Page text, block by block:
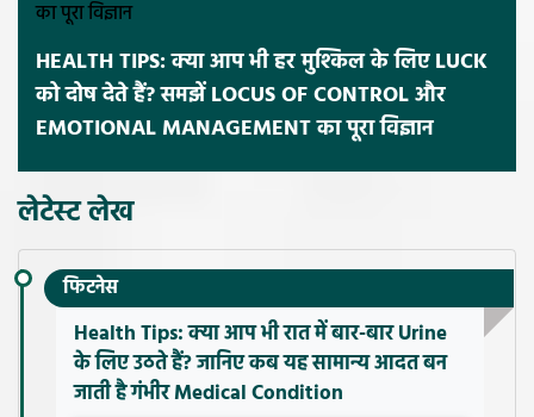
HEALTH TIPS: क्या आप भी हर मुश्किल के लिए LUCK
को दोष देते हैं? समझें LOCUS OF CONTROL और
EMOTIONAL MANAGEMENT का पूरा विज्ञान
लेटेस्ट लेख
फिटनेस
Health Tips: क्या आप भी रात में बार-बार Urine
के लिए उठते हैं? जानिए कब यह सामान्य आदत बन
जाती है गंभीर Medical Condition